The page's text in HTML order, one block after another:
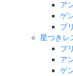
ア
ゲ
ブ
星つきレ
ブ
ア
ゲ